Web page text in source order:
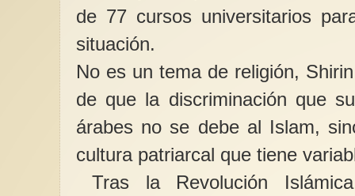
de 77 cursos universitarios
situación.
No es un tema de religión,
de que la discriminación que
árabes no se debe al Islam,
cultura patriarcal que tiene
Tras la Revolución